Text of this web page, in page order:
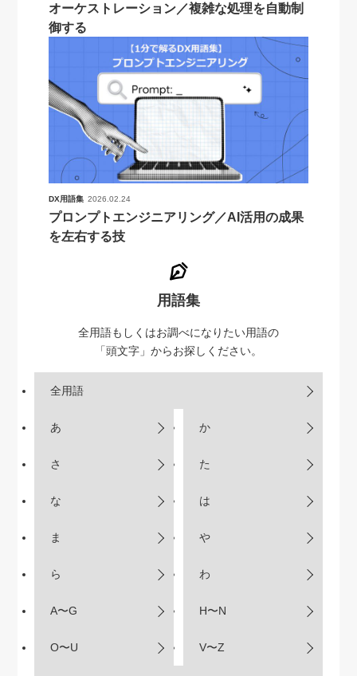
オーケストレーション／複雑な処理を自動制
御する
DX用語集 2026.02.24
プロンプトエンジニアリング／AI活用の成果
を左右する技
用語集
全用語もしくはお調べになりたい用語の
「頭文字」からお探しください。
全用語
あ か
さ た
な は
ま や
ら わ
A〜G H〜N
O〜U V〜Z